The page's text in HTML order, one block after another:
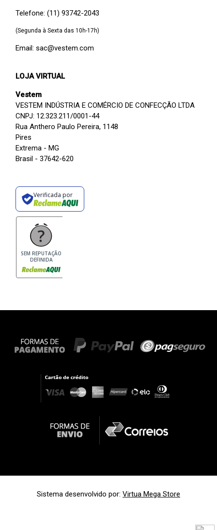
Telefone: (11) 93742-2043
(Segunda à Sexta das 10h-17h)
Email: sac@vestem.com
LOJA VIRTUAL
Vestem
VESTEM INDÚSTRIA E COMÉRCIO DE CONFECÇÃO LTDA
CNPJ: 12.323.211/0001-44
Rua Anthero Paulo Pereira, 1148
Pires
Extrema - MG
Brasil - 37642-620
Verificada por
SEM REPUTAÇÃO
DEFINIDA
Sistema desenvolvido por: Virtua Mega Store